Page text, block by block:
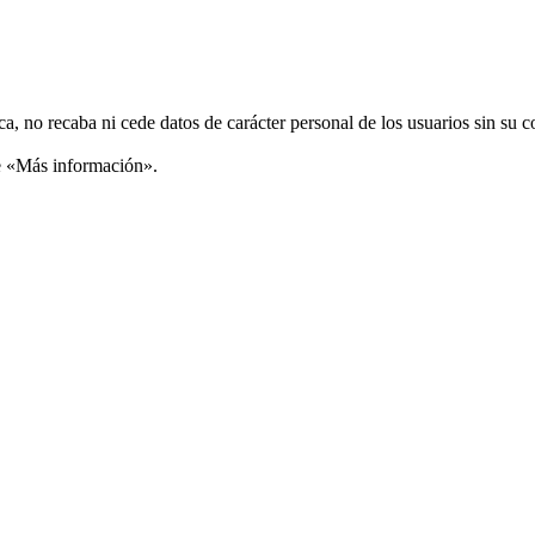
recaba ni cede datos de carácter personal de los usuarios sin su
«Más información».